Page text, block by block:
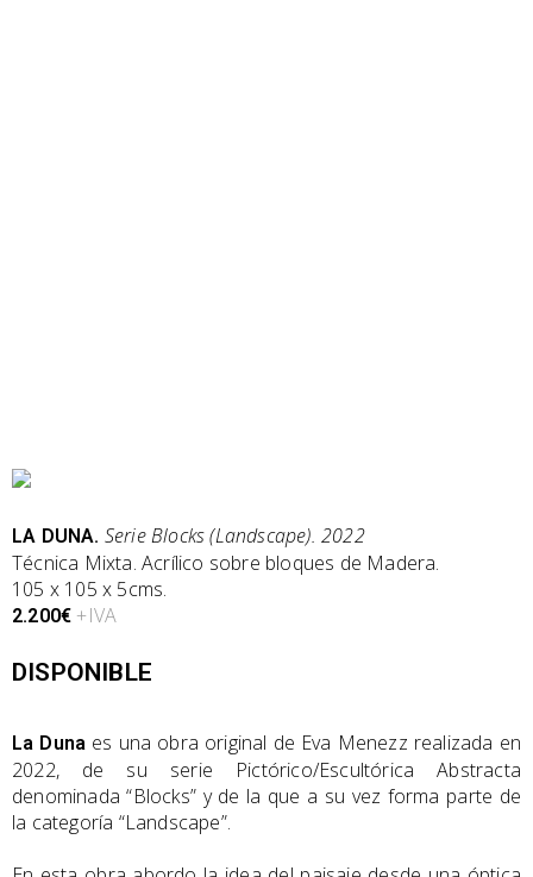
LA DUNA. Serie Blocks (Landscape). 2022
Técnica Mixta. Acrílico sobre bloques de Madera.
105 x 105 x 5cms.
2.200€ +IVA
DISPONIBLE
La Duna es una obra original de Eva Menezz realizada en
2022, de su serie Pictórico/Escultórica Abstracta
denominada “Blocks” y de la que a su vez forma parte de
la categoría “Landscape”.